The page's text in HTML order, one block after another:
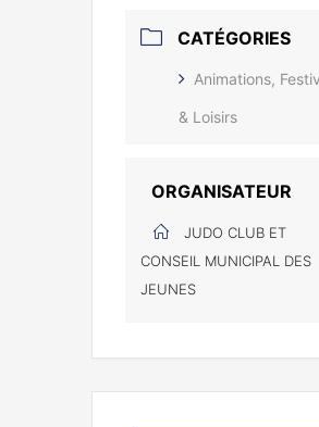
CATÉGORIES
Animations,
& Loisirs
ORGANISATEUR
JUDO CLUB ET
CONSEIL MUNICIPAL DES
JEUNES